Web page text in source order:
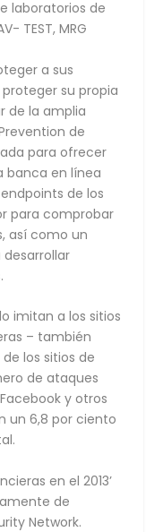
laboratorios de
TEST, MRG
a sus
su propia
de la amplia
de
para ofrecer
banca en línea
de los
para comprobar
así como un
imitan a los sitios
– también
los sitios de
de ataques
y otros
un 6,8 por ciento
en el 2013’
de
Network.